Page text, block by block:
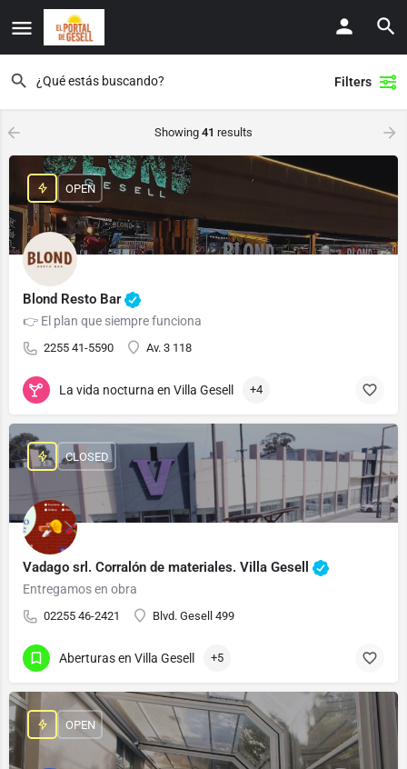
Filters
Showing 41 results
Blond Resto Bar
👉 El plan que siempre funciona
2255 41-5590 Av. 3 118
OPEN
La vida nocturna en Villa Gesell +4
Vadago srl. Corralón de materiales. Villa Gesell
Entregamos en obra
02255 46-2421 Blvd. Gesell 499
CLOSED
Aberturas en Villa Gesell +5
OPEN